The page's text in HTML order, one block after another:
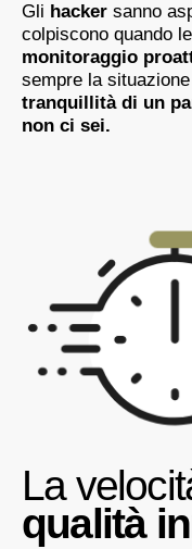
Gli hacker sanno
colpiscono quando
monitoraggio
sempre la
tranquillità di un
non ci sei.
La
qualità